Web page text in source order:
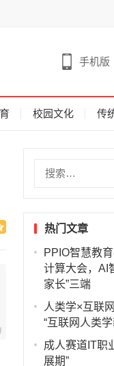
手机版
校园文化 传
热门文章
PPIO智慧教
计算大会，AI
家长”三端
人类学×互联
“互联网人类
成人赛道IT职
展期”